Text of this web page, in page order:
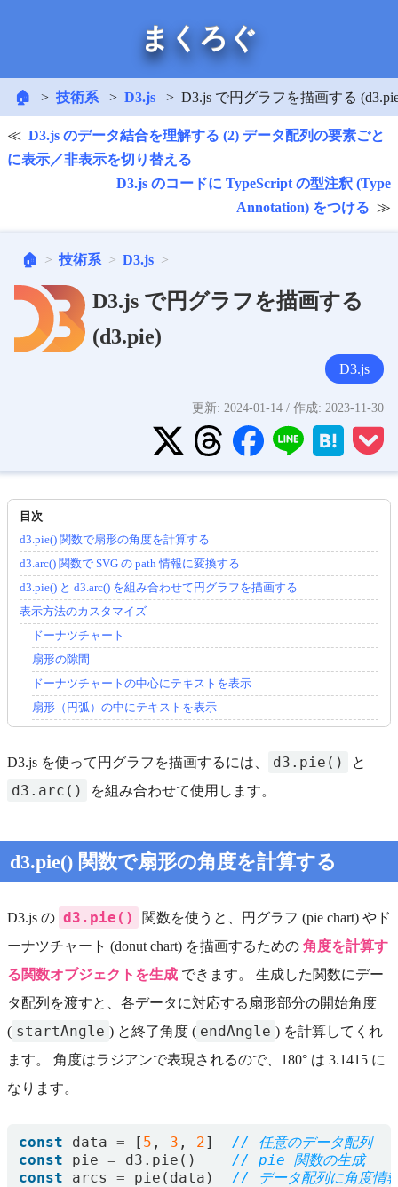
まくろぐ
🏠 技術系 D3.js D3.js で円グラフを描画する
D3.js のデータ結合を理解する (2) データ配列の要素ごと
に表示／非表示を切り替える
D3.js のコードに TypeScript の型注釈 (Type
Annotation) をつける
🏠 技術系 D3.js
D3.js で円グラフを描画する
(d3.pie)
D3.js
更新: 2024-01-14 / 作成: 2023-11-30
d3.pie() 関数で扇形の角度を計算する
d3.arc() 関数で SVG の path 情報に変換する
d3.pie() と d3.arc() を組み合わせて円グラフを描画する
表示方法のカスタマイズ
ドーナツチャート
扇形の隙間
ドーナツチャートの中心にテキストを表示
扇形（円弧）の中にテキストを表示
D3.js を使って円グラフを描画するには、 d3.pie() と
d3.arc() を組み合わせて使用します。
d3.pie() 関数で扇形の角度を計算する
D3.js の d3.pie()
関数を使うと、円グラフ (pie chart) やド
ーナツチャート (donut chart) を描画するための 角度を計算す
る関数オブジェクトを生成 できます。 生成した関数にデー
タ配列を渡すと、各データに対応する扇形部分の開始角度
( startAngle ) と終了角度 ( endAngle ) を計算してくれ
ます。 角度はラジアンで表現されるので、180° は 3.1415 に
なります。
const data = [ 5 , 3 , 2]
const
pie = d3 . pie ()
const
arcs = pie ( data )